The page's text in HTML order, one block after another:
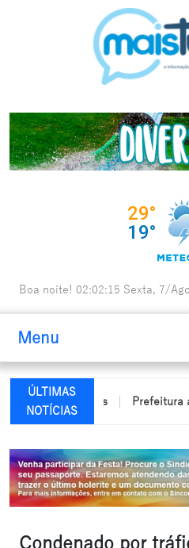
Boa noite! 02:02:16 Sexta, 7/
Menu
ÚLTIMAS
NOTÍCIAS
Arco-Íris Prefeitura abre
Condenado por